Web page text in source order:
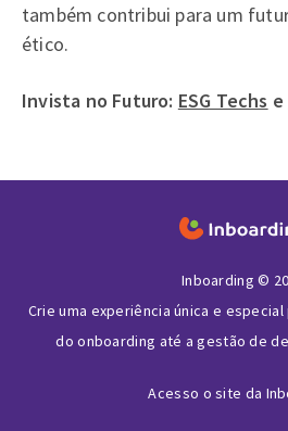
também contribui para um
ético.
Invista no Futuro: ESG Techs e
Inboarding ©
Crie uma experiência única e
do onboarding até a gestão de
Acesso o site da